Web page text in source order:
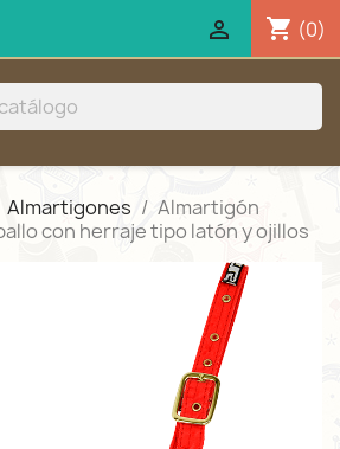
shopping_cart (0)

Almartigones
Almartigón
con herraje tipo latón y ojillos